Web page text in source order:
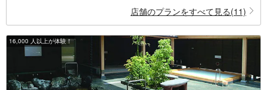
店舗のプランをすべて見る(11)
16,000 人以上が体験！